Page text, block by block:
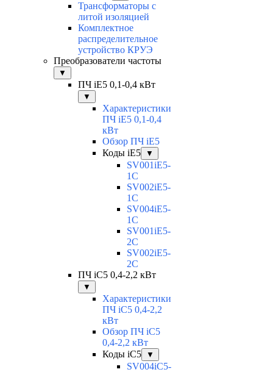
Трансформаторы с
литой изоляцией
Комплектное
распределительное
устройство КРУЭ
Преобразователи частоты
▼
ПЧ iE5 0,1-0,4 кВт
▼
Характеристики
ПЧ iE5 0,1-0,4
кВт
Обзор ПЧ iE5
Коды iE5
▼
SV001iE5-
1C
SV002iE5-
1C
SV004iE5-
1C
SV001iE5-
2C
SV002iE5-
2C
ПЧ iC5 0,4-2,2 кВт
▼
Характеристики
ПЧ iC5 0,4-2,2
кВт
Обзор ПЧ iC5
0,4-2,2 кВт
Коды iC5
▼
SV004iC5-